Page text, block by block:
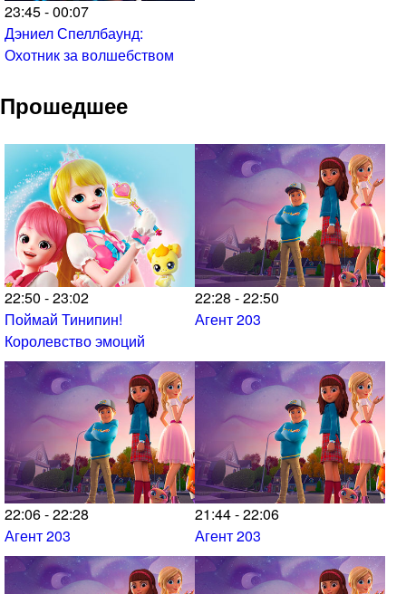
23:45 - 00:07
Дэниел Спеллбаунд:
Охотник за волшебством
Прошедшее
22:50 - 23:02
Поймай Тинипин!
Королевство эмоций
22:28 - 22:50
Агент 203
22:06 - 22:28
Агент 203
21:44 - 22:06
Агент 203